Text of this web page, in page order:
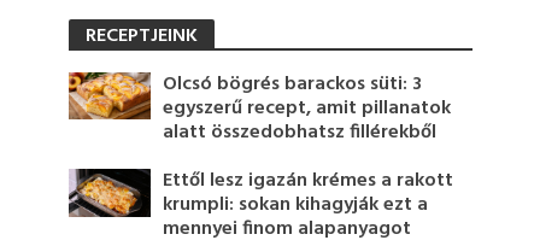
RECEPTJEINK
Olcsó bögrés barackos süti: 3
egyszerű recept, amit pillanatok
alatt összedobhatsz fillérekből
Ettől lesz igazán krémes a rakott
krumpli: sokan kihagyják ezt a
mennyei finom alapanyagot